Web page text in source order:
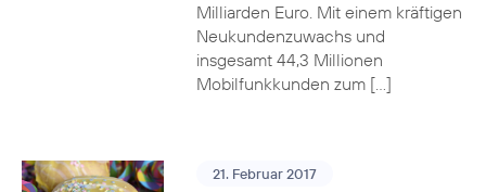
Milliarden Euro. Mit einem kräftigen
Neukundenzuwachs und
insgesamt 44,3 Millionen
Mobilfunkkunden zum […]
21. Februar 2017